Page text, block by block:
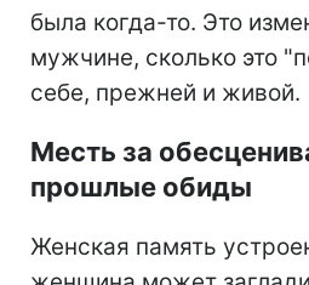
была когда-то. Это
мужчине, сколько это
себе, прежней и живой.
Месть за
прошлые обиды
Женская память